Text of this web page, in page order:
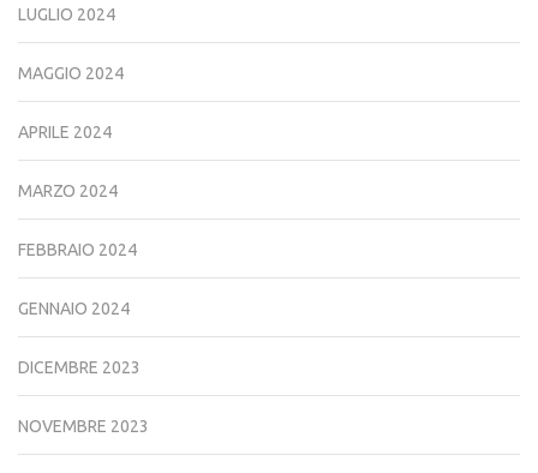
LUGLIO 2024
MAGGIO 2024
APRILE 2024
MARZO 2024
FEBBRAIO 2024
GENNAIO 2024
DICEMBRE 2023
NOVEMBRE 2023